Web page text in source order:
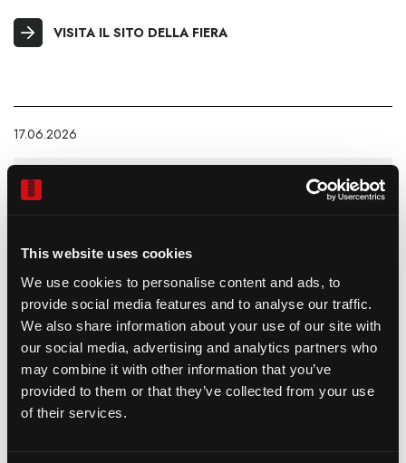
This website uses cookies
We use cookies to personalise content and ads, to
provide social media features and to analyse our traffic.
We also share information about your use of our site with
our social media, advertising and analytics partners who
may combine it with other information that you’ve
provided to them or that they’ve collected from your use
of their services.
VISITA IL SITO DELLA FIERA
17.06.2026